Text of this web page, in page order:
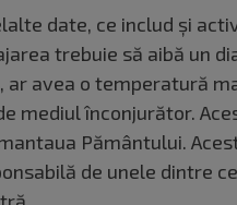
date, ce includ și
trebuie să aibă un
ar avea o temperatură
mediul înconjurător.
Pământului.
de unele dintre